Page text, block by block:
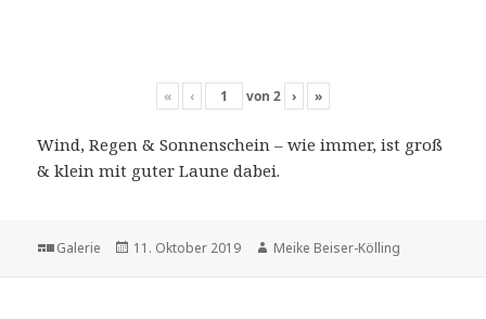
« ‹ von 2 › »
Wind, Regen & Sonnenschein – wie immer, ist groß
& klein mit guter Laune dabei.
Format
Galerie
Veröffentlicht
11. Oktober 2019 Autor
Meike Beiser-Kölling